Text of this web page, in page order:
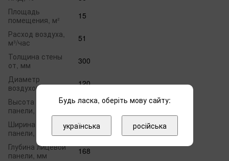
Площадь
помещения, м²
15
Расход воздуха,
м³/час
51
Толщина стены
от, мм
300
Диаметр
воздуховода, мм
120
Высота лицевой
панели, мм
245
Ширина лицевой
панели, мм
522
Глубина лицевой
панели, мм
168
Будь ласка, оберіть мову сайту:
українська російська